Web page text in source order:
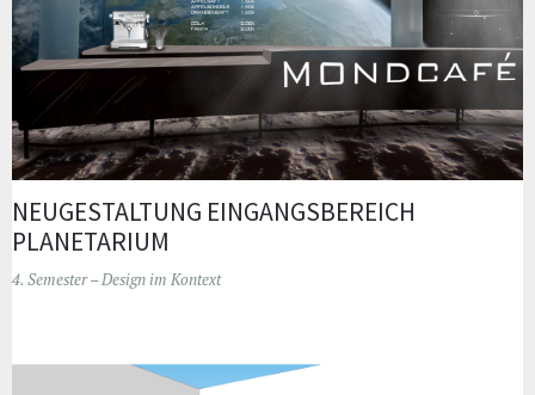
NEUGESTALTUNG EINGANGSBEREICH
PLANETARIUM
4. Semester – Design im Kontext